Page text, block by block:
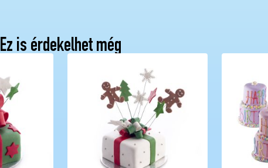
Ez is érdekelhet még